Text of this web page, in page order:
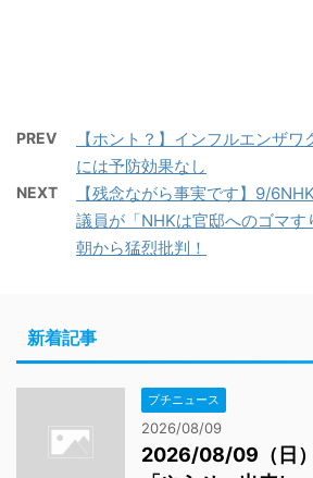
PREV
【ホント？】インフルエンザ
には予防効果なし
NEXT
【残念ながら事実です】9/
議員が「NHKは官邸へのゴマす
朝から猛烈批判！
新着記事
プチニュース
2026/08/09
2026/08/09（日